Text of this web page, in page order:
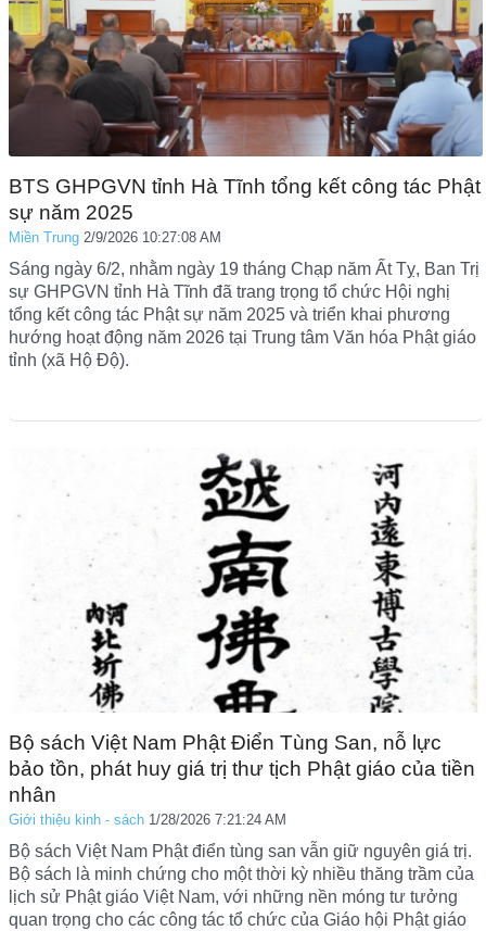
BTS GHPGVN tỉnh Hà Tĩnh tổng kết công tác Phật
sự năm 2025
Miền Trung 2/9/2026 10:27:08 AM
Sáng ngày 6/2, nhằm ngày 19 tháng Chạp năm Ất Tỵ, Ban Trị
sự GHPGVN tỉnh Hà Tĩnh đã trang trọng tổ chức Hội nghị
tổng kết công tác Phật sự năm 2025 và triển khai phương
hướng hoạt động năm 2026 tại Trung tâm Văn hóa Phật giáo
tỉnh (xã Hộ Độ).
Bộ sách Việt Nam Phật Điển Tùng San, nỗ lực
bảo tồn, phát huy giá trị thư tịch Phật giáo của tiền
nhân
Giới thiệu kinh - sách 1/28/2026 7:21:24 AM
Bộ sách Việt Nam Phật điển tùng san vẫn giữ nguyên giá trị.
Bộ sách là minh chứng cho một thời kỳ nhiều thăng trầm của
lịch sử Phật giáo Việt Nam, với những nền móng tư tưởng
quan trọng cho các công tác tổ chức của Giáo hội Phật giáo